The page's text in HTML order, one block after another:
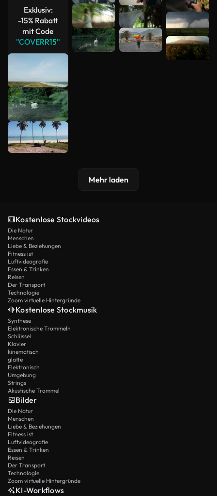
Exklusiv:
-15% Rabatt
mit Code
"COVERR15"
anzeigen
Mehr laden
Kostenlose Stockvideos
Die Natur
Menschen
Liebe & Beziehungen
Fitness ist
Luftvideografie
Essen & Trinken
Reisen
Der Transport
Technologie
Zoom virtuelle Hintergründe
Kostenlose Stockmusik
Synthese
Elektronische Trommeln
Schlüssel
Klavier
kinematisch
glatte
Elektronisch
Umgebung
Strings
Akustische Trommel
Bilder
Die Natur
Menschen
Liebe & Beziehungen
Fitness ist
Luftvideografie
Essen & Trinken
Reisen
Der Transport
Technologie
Zoom virtuelle Hintergründe
KI-Workflows